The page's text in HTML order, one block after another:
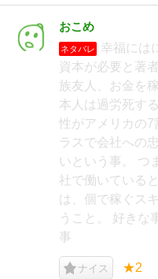
おこめ
ネタバレ
幸福には
資本が必要と著
族友人、お金を
本人は過労死す
性がアメリカの7
ラスで会社への
いという事。 つ
社で働いている
は、個で稼ぐス
うこと。 好きな
事
ナイス ★2